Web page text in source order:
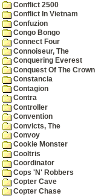
Conflict 2500
Conflict In Vietnam
Confuzion
Congo Bongo
Connect Four
Connoiseur, The
Conquering Everest
Conquest Of The Crown
Constancia
Contagion
Contra
Controller
Convention
Convicts, The
Convoy
Cookie Monster
Cooltris
Coordinator
Cops 'N' Robbers
Copter Cave
Copter Chase